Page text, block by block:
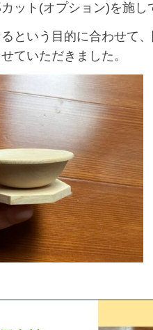
ット(オプション)を施し
という目的に合わせて
ていただきました。